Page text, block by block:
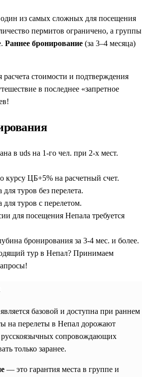
из самых сложных для посещения
пермитов ограничено, а группы
Раннее бронирование (за 3–4 месяца)
стоимости и подтверждения
в последнее «запретное
в uds на 1-го чел. при 2-х мест.
курсу ЦБ+5% на расчетный счет.
для туров без перелета.
для туров с перелетом.
для посещения Непала требуется
бронирования за 3-4 мес. и более.
тур в Непал? Принимаем
базовой и доступна при раннем
на перелеты в Непал дорожают
сопровождающих
только заранее.
— это гарантия места в группе и